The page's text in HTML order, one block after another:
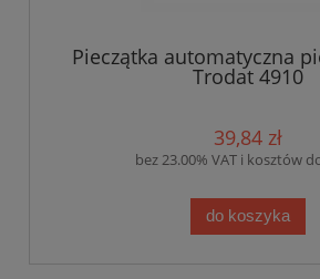
Pieczątka automatyczna
Trodat 4910
39,84 zł
bez 23.00% VAT i kosztów
do koszyka